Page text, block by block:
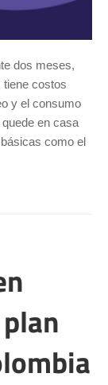
dos meses,
costos
y el consumo
en casa
como el